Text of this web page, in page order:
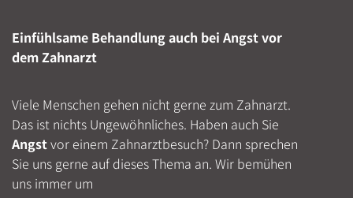
Einfühlsame Behandlung auch bei Angst vor
dem Zahnarzt
Viele Menschen gehen nicht gerne zum Zahnarzt.
Das ist nichts Ungewöhnliches. Haben auch Sie
Angstvor einem Zahnarztbesuch? Dann sprechen
Sie uns gerne auf dieses Thema an. Wir bemühen
uns immer um